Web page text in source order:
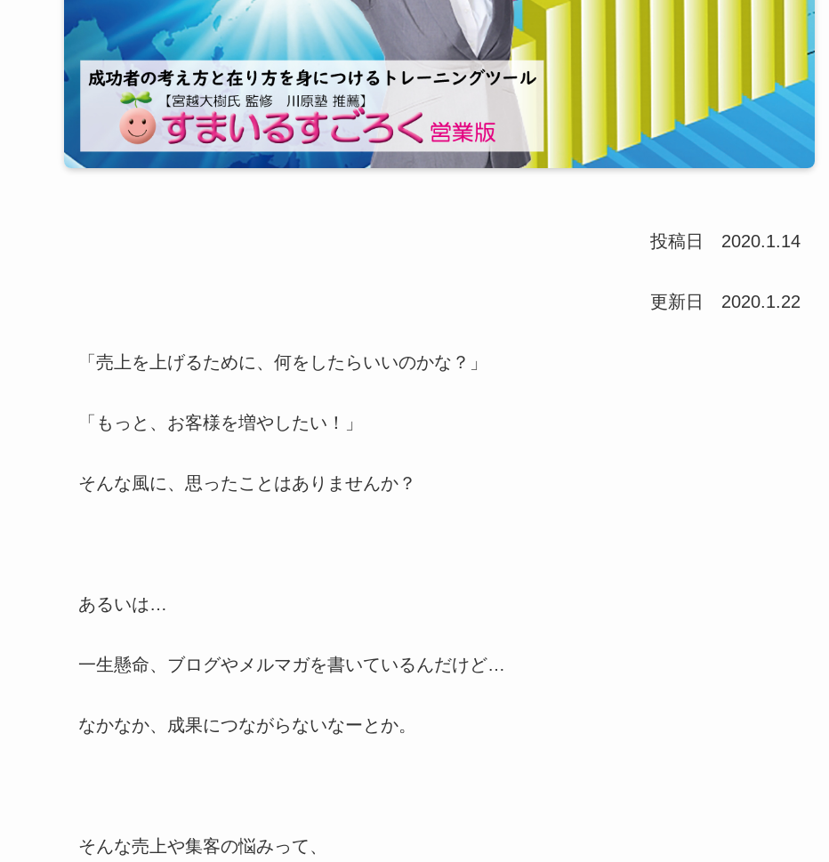
投稿日 2020.1.14
更新日 2020.1.22
「売上を上げるために、何をしたらいいのかな？」
「もっと、お客様を増やしたい！」
そんな風に、思ったことはありませんか？
あるいは…
一生懸命、ブログやメルマガを書いているんだけど…
なかなか、成果につながらないなーとか。
そんな売上や集客の悩みって、